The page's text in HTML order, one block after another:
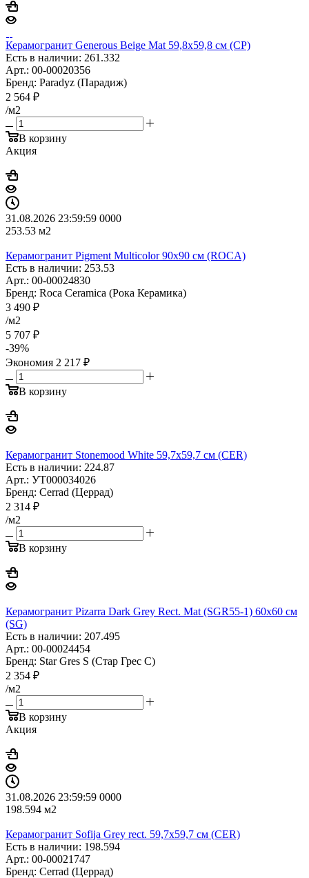
Керамогранит Generous Beige Mat 59,8x59,8 см (CP)
Есть в наличии: 261.332
Арт.: 00-00020356
Бренд: Paradyz (Парадиж)
2 564 ₽
/м2
В корзину
Акция
31.08.2026 23:59:59 0000
253.53 м2
Керамогранит Pigment Multicolor 90x90 см (ROCA)
Есть в наличии: 253.53
Арт.: 00-00024830
Бренд: Roca Ceramica (Рока Керамика)
3 490 ₽
/м2
5 707 ₽
-39%
Экономия 2 217 ₽
В корзину
Керамогранит Stonemood White 59,7x59,7 см (CER)
Есть в наличии: 224.87
Арт.: УТ000034026
Бренд: Cerrad (Церрад)
2 314 ₽
/м2
В корзину
Керамогранит Pizarra Dark Grey Rect. Mat (SGR55-1) 60x60 см
(SG)
Есть в наличии: 207.495
Арт.: 00-00024454
Бренд: Star Gres S (Стар Грес С)
2 354 ₽
/м2
В корзину
Акция
31.08.2026 23:59:59 0000
198.594 м2
Керамогранит Sofija Grey rect. 59,7x59,7 см (CER)
Есть в наличии: 198.594
Арт.: 00-00021747
Бренд: Cerrad (Церрад)